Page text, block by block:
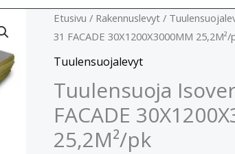
Etusivu / Rakennuslevyt/
31 FACADE 30X1200X3000MM 25,2M²/
Tuulensuojalevyt
Tuulensuoja
FACADE
25,2M²/pk
Tuulensuoja
Isover
RKL-
FACADE
30X1200X3000MM
25,2M²/pk